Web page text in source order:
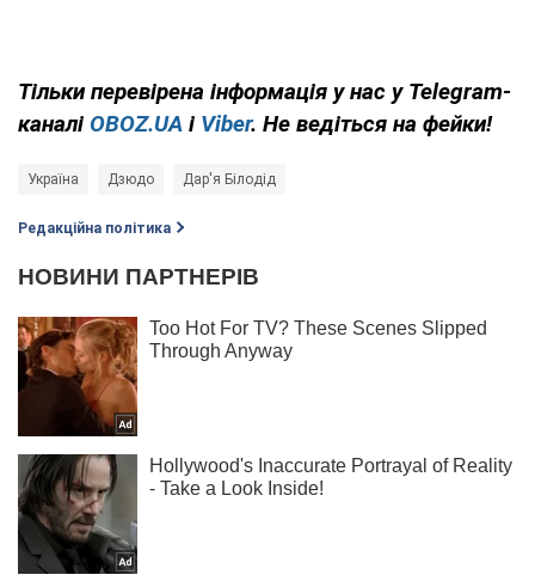
Тільки перевірена інформація у нас у Telegram-
каналі OBOZ.UA і Viber. Не ведіться на фейки!
Україна Дзюдо Дар'я Білодід
Редакційна політика